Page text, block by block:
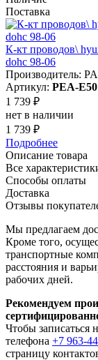
Поставка
К-кт проводов\
dohc 98-06
Производитель:
Артикул: PEA-E50
1 739 ₽
нет в наличии
1 739 ₽
Подробнее
Описание товара
Все
Способы оплаты
Доставка
Отзывы
Мы предлагаем
Кроме того,
транспортные
расстояния и
рабочих дней.
Рекомендуем
Чтобы записаться
телефона +7 963-
страницу